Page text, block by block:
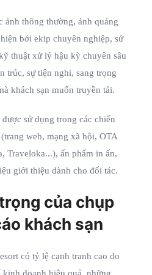
ảnh thông thường, ảnh quảng
bởi ekip chuyên nghiệp, sử
thuật xử lý hậu kỳ chuyên sâu
trúc, sự tiện nghi, sang trọng
khách sạn muốn truyền tải.
sử dụng trong các chiến
web, mạng xã hội, OTA
Traveloka...), ấn phẩm in ấn,
giới thiệu dành cho đối tác.
của chụp
khách sạn
có tỷ lệ cạnh tranh cao do